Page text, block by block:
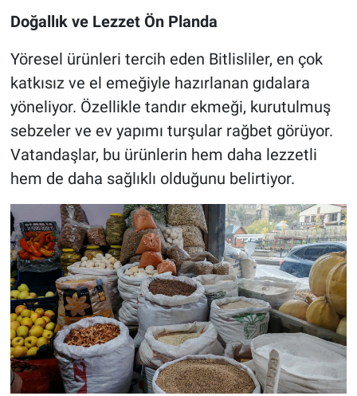
Doğallık ve Lezzet Ön Planda
Yöresel ürünleri tercih eden Bitlisliler, en çok
katkısız ve el emeğiyle hazırlanan gıdalara
yöneliyor. Özellikle tandır ekmeği, kurutulmuş
sebzeler ve ev yapımı turşular rağbet görüyor.
Vatandaşlar, bu ürünlerin hem daha lezzetli
hem de daha sağlıklı olduğunu belirtiyor.